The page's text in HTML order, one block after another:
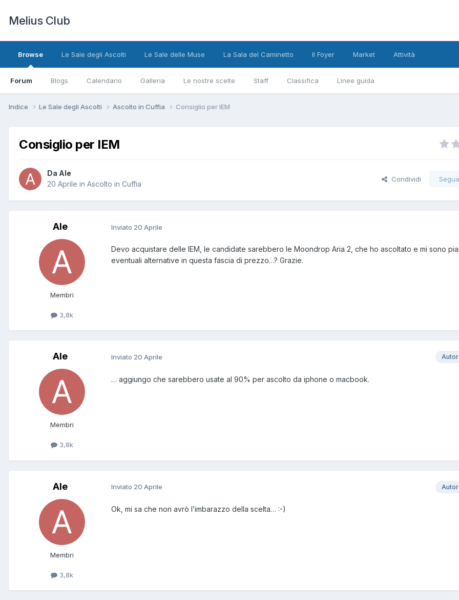
Melius Club
Browse
Forum Blogs Calendario Galleria Le nostre scelte Staff Classifica Linee guida
Le Sale degli Ascolti Le Sale delle Muse La Sala del Caminetto Il Foyer Market Attività
Indice Le Sale degli Ascolti Ascolto in Cuffia Consiglio per IEM
Consiglio per IEM
Da Ale
20 Aprile in Ascolto in Cuffia
Condividi
Ale
Membri
3,8k
Inviato 20 Aprile
Devo acquistare delle IEM, le candidate sarebbero le Moondrop Aria 2, che ho ascoltato e mi sono
eventuali alternative in questa fascia di prezzo…? Grazie.
Ale
Membri
3,8k
Inviato 20 Aprile
… aggiungo che sarebbero usate al 90% per ascolto da iphone o macbook.
Ale
Membri
3,8k
Inviato 20 Aprile
Ok, mi sa che non avrò l’imbarazzo della scelta… :-)